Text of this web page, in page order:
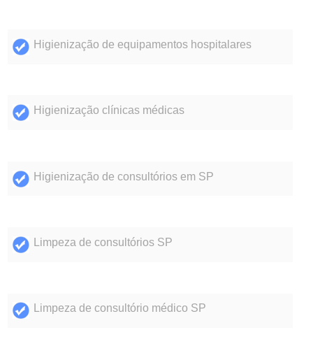
Higienização de equipamentos hospitalares
Higienização clínicas médicas
Higienização de consultórios em SP
Limpeza de consultórios SP
Limpeza de consultório médico SP